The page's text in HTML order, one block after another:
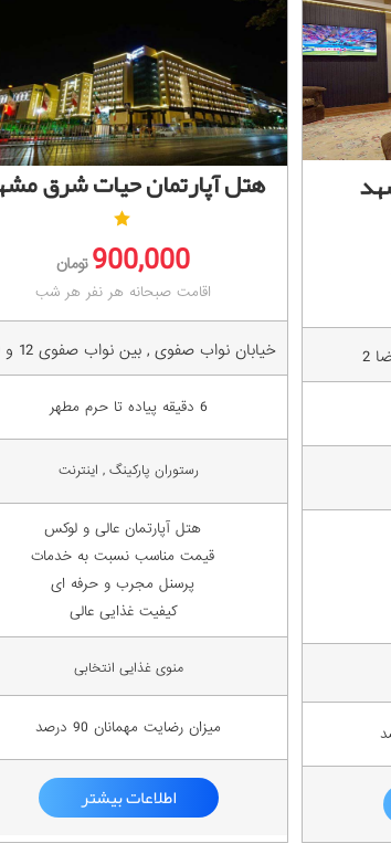
2
هتل آپارتمان حیات شرق
900,000 تومان
اقامت صبحانه هر نفر هر شب
خیابان نواب صفوی , بین نواب صفوی 12 و 10
6 دقیقه پیاده تا حرم مطهر
رستوران پارکینگ , اینترنت
هتل آپارتمان عالی و لوکس
قیمت مناسب نسبت به خدمات
پرسنل مجرب و حرفه ای
کیفیت غذایی عالی
منوی غذایی انتخابی
میزان رضایت مهمانان 90 درصد
اطلاعات بیشتر